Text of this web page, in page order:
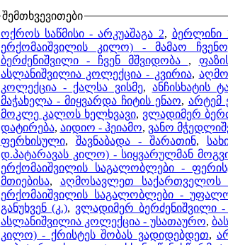
შემთხვევითები
ოქროს საწმისი - არკუაშაგა 2, ბერლინი
ერქომაიშვილის კილო) - მამაო ჩვენო
ბერძენიშვილი - ჩვენ მშვიდობა ,
ასლანიშვილია კოლექცია - კვირია,
კოლექცია - ქალსა ვისმე, ანჩისხატის
მაჭახელა - მიყვარდა ჩიტის ენაო, არტემ
მოკლე კალოს ხელხვავი, ვლადიმერ
დატირება, აიდიო - ჰეიამო, ვანო
ფერხისული, შავნაბადა - შარათინ,
დ.პატარავას კილო) - სიყვარულმან
ერქომაიშვილის საგალობლები -
მთიებისა, აღმოსავლეთ საქართველოს
ერქომაიშვილის საგალობლები -
განუხვენ (კ.), ვლადიმერ ბერძენიშვილი
ასლანიშვილია კოლექცია - უსათაურო,
კილო) - ქრისტეს შობას ვადიდებდეთ,